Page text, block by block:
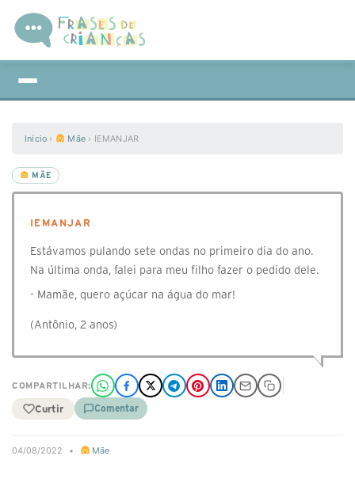
Início › Mãe › IEMANJAR
MÃE
IEMANJAR
Estávamos pulando sete ondas no primeiro dia do ano.
Na última onda, falei para meu filho fazer o pedido dele.
- Mamãe, quero açúcar na água do mar!
(Antônio, 2 anos)
COMPARTILHAR:
Curtir Comentar
04/08/2022 • Mãe